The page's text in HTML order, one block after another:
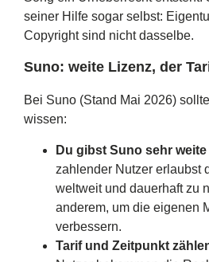
seiner Hilfe sogar selbst:
Copyright sind nicht dasselbe.
Suno: weite Lizenz, der
Bei Suno (Stand Mai 2026)
wissen:
Du gibst Suno sehr
zahlender Nutzer erlaubst
weltweit und dauerhaft zu
anderem, um die eigenen
verbessern.
Tarif und Zeitpunkt